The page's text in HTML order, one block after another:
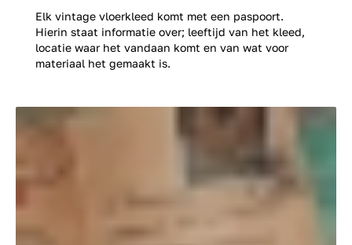
Elk vintage vloerkleed komt met een paspoort.
Hierin staat informatie over; leeftijd van het kleed,
locatie waar het vandaan komt en van wat voor
materiaal het gemaakt is.